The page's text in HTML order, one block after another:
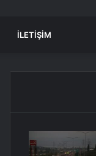
İLETIŞIM